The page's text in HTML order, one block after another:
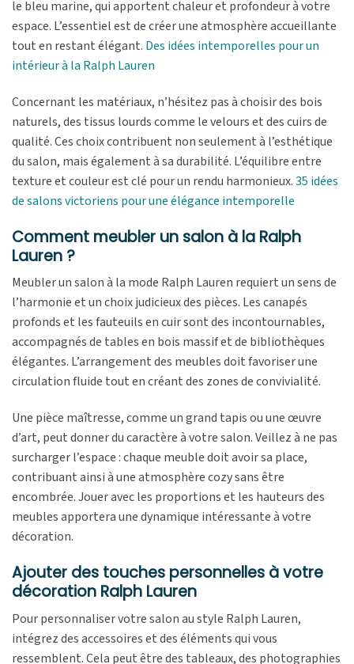
le bleu marine, qui apportent chaleur et profondeur à votre
espace. L’essentiel est de créer une atmosphère accueillante
tout en restant élégant. Des idées intemporelles pour un
intérieur à la Ralph Lauren
Concernant les matériaux, n’hésitez pas à choisir des bois
naturels, des tissus lourds comme le velours et des cuirs de
qualité. Ces choix contribuent non seulement à l’esthétique
du salon, mais également à sa durabilité. L’équilibre entre
texture et couleur est clé pour un rendu harmonieux.35 idées
de salons victoriens pour une élégance intemporelle
Comment meubler un salon à la Ralph
Lauren ?
Meubler un salon à la mode Ralph Lauren requiert un sens de
l’harmonie et un choix judicieux des pièces. Les canapés
profonds et les fauteuils en cuir sont des incontournables,
accompagnés de tables en bois massif et de bibliothèques
élégantes. L’arrangement des meubles doit favoriser une
circulation fluide tout en créant des zones de convivialité.
Une pièce maîtresse, comme un grand tapis ou une œuvre
d’art, peut donner du caractère à votre salon. Veillez à ne pas
surcharger l’espace : chaque meuble doit avoir sa place,
contribuant ainsi à une atmosphère cozy sans être
encombrée. Jouer avec les proportions et les hauteurs des
meubles apportera une dynamique intéressante à votre
décoration.
Ajouter des touches personnelles à votre
décoration Ralph Lauren
Pour personnaliser votre salon au style Ralph Lauren,
intégrez des accessoires et des éléments qui vous
ressemblent. Cela peut être des tableaux, des photographies